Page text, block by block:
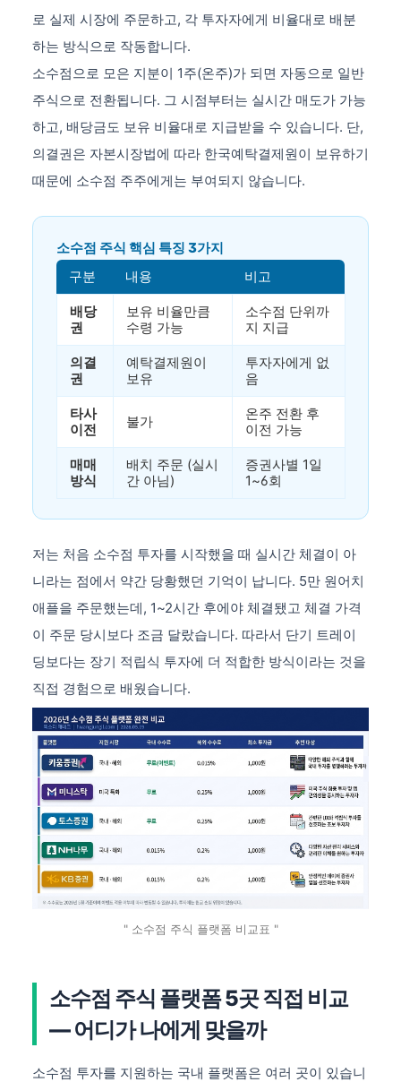
로 실제 시장에 주문하고, 각 투자자에게 비율대로 배분
하는 방식으로 작동합니다.
소수점으로 모은 지분이 1주(온주)가 되면 자동으로 일반
주식으로 전환됩니다. 그 시점부터는 실시간 매도가 가능
하고, 배당금도 보유 비율대로 지급받을 수 있습니다. 단,
의결권은 자본시장법에 따라 한국예탁결제원이 보유하기
때문에 소수점 주주에게는 부여되지 않습니다.
소수점 주식 핵심 특징 3가지
구분
내용 비고
배당
권
보유 비율만큼
수령 가능
소수점 단위까
지 지급
의결
권
예탁결제원이
보유
투자자에게 없
음
타사
이전
불가
온주 전환 후
이전 가능
매매
방식
배치 주문 (실시
간 아님)
증권사별 1일
1~6회
저는 처음 소수점 투자를 시작했을 때 실시간 체결이 아
니라는 점에서 약간 당황했던 기억이 납니다. 5만 원어치
애플을 주문했는데, 1~2시간 후에야 체결됐고 체결 가격
이 주문 당시보다 조금 달랐습니다. 따라서 단기 트레이
딩보다는 장기 적립식 투자에 더 적합한 방식이라는 것을
직접 경험으로 배웠습니다.
" 소수점 주식 플랫폼 비교표 "
소수점 주식 플랫폼 5곳 직접 비교
— 어디가 나에게 맞을까
소수점 투자를 지원하는 국내 플랫폼은 여러 곳이 있습니